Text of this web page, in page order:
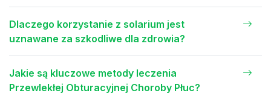
Dlaczego korzystanie z solarium jest
uznawane za szkodliwe dla zdrowia?
Jakie są kluczowe metody leczenia
Przewlekłej Obturacyjnej Choroby Płuc?